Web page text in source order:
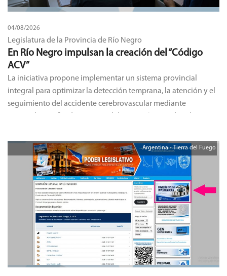
04/08/2026
Legislatura de la Provincia de Río Negro
En Río Negro impulsan la creación del “Código
ACV”
La iniciativa propone implementar un sistema provincial
integral para optimizar la detección temprana, la atención y el
seguimiento del accidente cerebrovascular mediante
Argentina - Tierra del Fuego